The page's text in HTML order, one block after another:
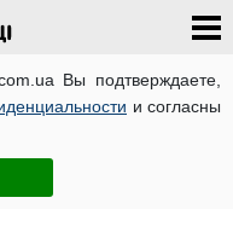
Вы подтверждаете,
и согласны
над немощным
тело нашли в